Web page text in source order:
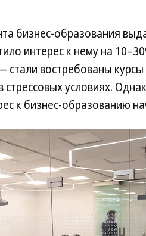
бизнес-образования
интерес к нему на
стали востребованы
стрессовых условиях.
к бизнес-образованию